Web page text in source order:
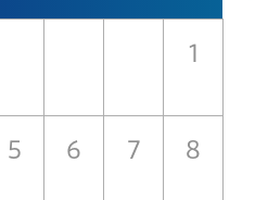
1
5 6 7 8